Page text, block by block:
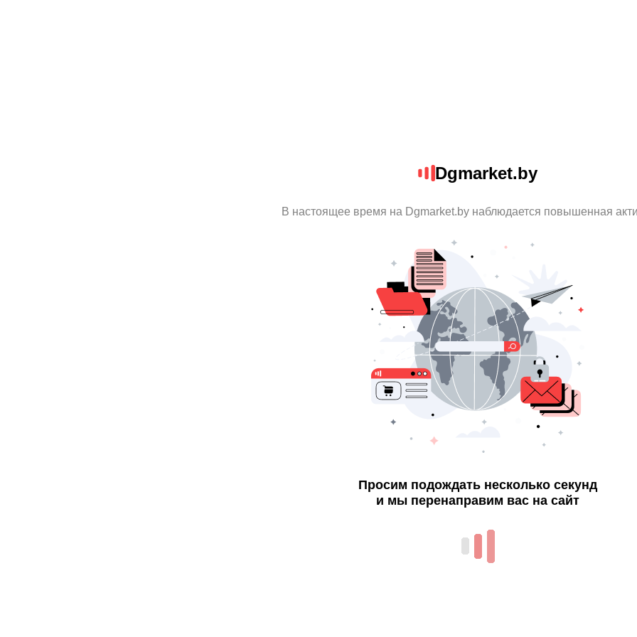
Dgmarket.by
В настоящее время на Dgmarket.by наблюдается повышенная
Просим подождать несколько секунд
и мы перенаправим вас на сайт